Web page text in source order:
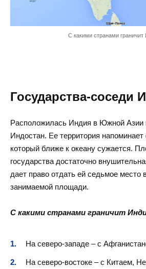
С какими странами граничит
Государства-соседи
Расположилась Индия в Южной Азии
Индостан. Ее территория
который ближе к океану сужается.
государства достаточно
дает право отдать ей седьмое место
занимаемой площади.
С какими странами граничит
На северо-западе – с
На северо-востоке – с Китаем,